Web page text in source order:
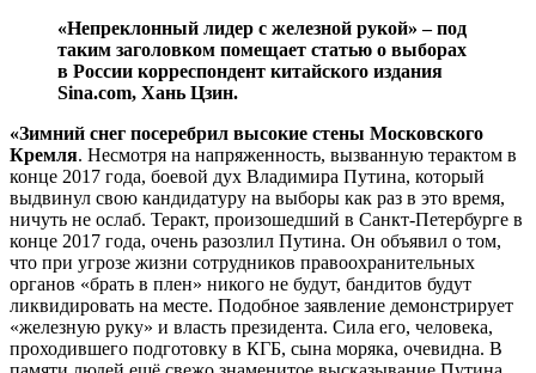
«Непреклонный лидер с железной рукой» – под
таким заголовком помещает статью о выборах
в России корреспондент китайского издания
Sina.com, Хань Цзин.
«Зимний снег посеребрил высокие стены Московского
Кремля. Несмотря на напряженность, вызванную терактом в
конце 2017 года, боевой дух Владимира Путина, который
выдвинул свою кандидатуру на выборы как раз в это время,
ничуть не ослаб. Теракт, произошедший в Санкт-Петербурге в
конце 2017 года, очень разозлил Путина. Он объявил о том,
что при угрозе жизни сотрудников правоохранительных
органов «брать в плен» никого не будут, бандитов будут
ликвидировать на месте. Подобное заявление демонстрирует
«железную руку» и власть президента. Сила его, человека,
проходившего подготовку в КГБ, сына моряка, очевидна. В